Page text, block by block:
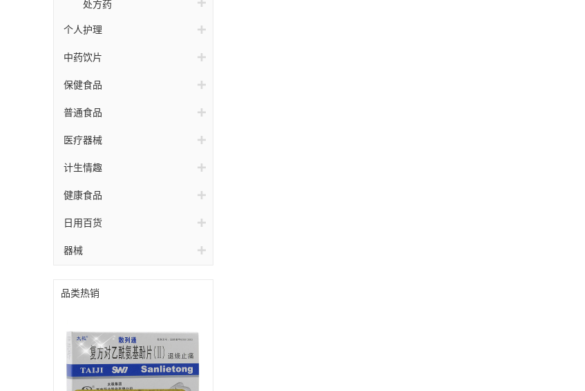
处方药
个人护理
中药饮片
保健食品
普通食品
医疗器械
计生情趣
健康食品
日用百货
器械
品类热销